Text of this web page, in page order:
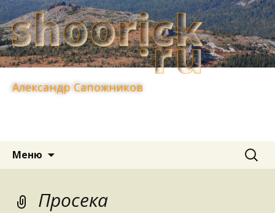
Александр Сапожников
Меню Найти:
Просека